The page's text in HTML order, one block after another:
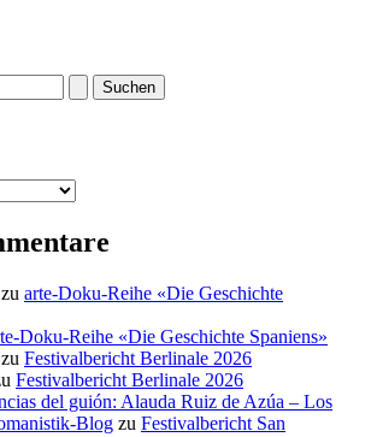
zu arte-Doku-Reihe «Die Geschichte
Doku-Reihe «Die Geschichte Spaniens»
zu Festivalbericht Berlinale 2026
Festivalbericht Berlinale 2026
del guión: Alauda Ruiz de Azúa – Los
Blog zu Festivalbericht San